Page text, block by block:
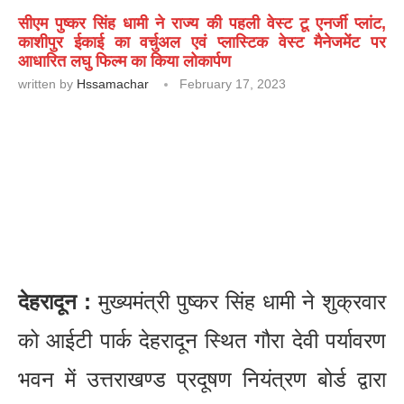
सीएम पुष्कर सिंह धामी ने राज्य की पहली वेस्ट टू एनर्जी प्लांट,
काशीपुर ईकाई का वर्चुअल एवं प्लास्टिक वेस्ट मैनेजमेंट पर
आधारित लघु फिल्म का किया लोकार्पण
written by Hssamachar February 17, 2023
देहरादून : मुख्यमंत्री पुष्कर सिंह धामी ने शुक्रवार
को आईटी पार्क देहरादून स्थित गौरा देवी पर्यावरण
भवन में उत्तराखण्ड प्रदूषण नियंत्रण बोर्ड द्वारा